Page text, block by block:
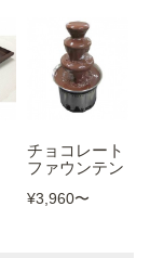
チョコレート
ファウンテン
¥3,960〜